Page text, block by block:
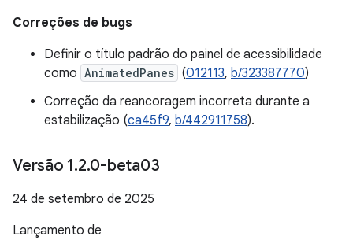
Correções de bugs
Definir o título padrão do painel de acessibilidade
como AnimatedPanes (012113, b/323387770)
Correção da reancoragem incorreta durante a
estabilização (ca45f9, b/442911758).
Versão 1.2.0-beta03
24 de setembro de 2025
Lançamento de